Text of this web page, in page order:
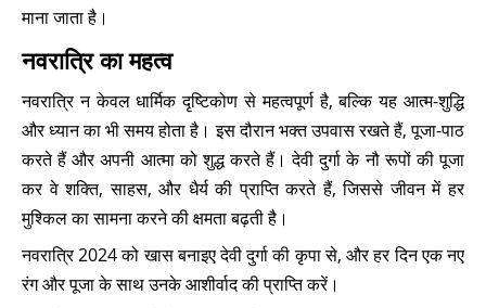
माना जाता है।
नवरात्रि का महत्व
नवरात्रि न केवल धार्मिक दृष्टिकोण से महत्वपूर्ण है, बल्कि यह आत्म-शुद्धि
और ध्यान का भी समय होता है। इस दौरान भक्त उपवास रखते हैं, पूजा-पाठ
करते हैं और अपनी आत्मा को शुद्ध करते हैं। देवी दुर्गा के नौ रूपों की पूजा
कर वे शक्ति, साहस, और धैर्य की प्राप्ति करते हैं, जिससे जीवन में हर
मुश्किल का सामना करने की क्षमता बढ़ती है।
नवरात्रि 2024 को खास बनाइए देवी दुर्गा की कृपा से, और हर दिन एक नए
रंग और पूजा के साथ उनके आशीर्वाद की प्राप्ति करें।